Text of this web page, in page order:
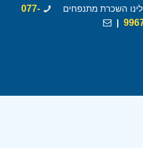
השכרת מתנפחים
077-
|